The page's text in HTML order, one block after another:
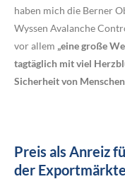
haben mich die Berner
Wyssen Avalanche
vor allem „eine große
tagtäglich mit viel
Sicherheit von
Preis als Anreiz
der Exportmärkte